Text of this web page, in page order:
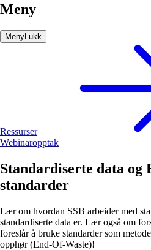
Meny
Meny Lukk
Ressurser
Webinaropptak
Standardiserte data og
standarder
Lær om hvordan SSB arbeider med
standardiserte data er. Lær også om
foreslår å bruke standarder som
opphør (End-Of-Waste)!